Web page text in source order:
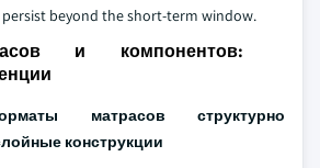
beyond the short-term window.
и компонентов:
матрасов структурно
конструкции